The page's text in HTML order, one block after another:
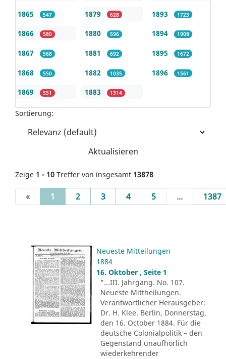
1865 547
1866 580
1867 568
1868 550
1869 551
1879 628
1880 596
1881 692
1882 1035
1883 1314
1893 1723
1894 1908
1895 1672
1896 1561
Sortierung:
Aktualisieren
Zeige 1 - 10 Treffer von insgesamt 13878
« 1 (current)
2 3 4 5 ... 1387
Neueste Mitteilungen
1884
16. Oktober , Seite 1
"...III. Jahrgang. No. 107.
Neueste Mittheilungen.
Verantwortlicher Herausgeber:
Dr. H. Klee. Berlin, Donnerstag,
den 16. October 1884. Für die
deutsche Colonialpolitik – den
Gegenstand unaufhörlich
wiederkehrender